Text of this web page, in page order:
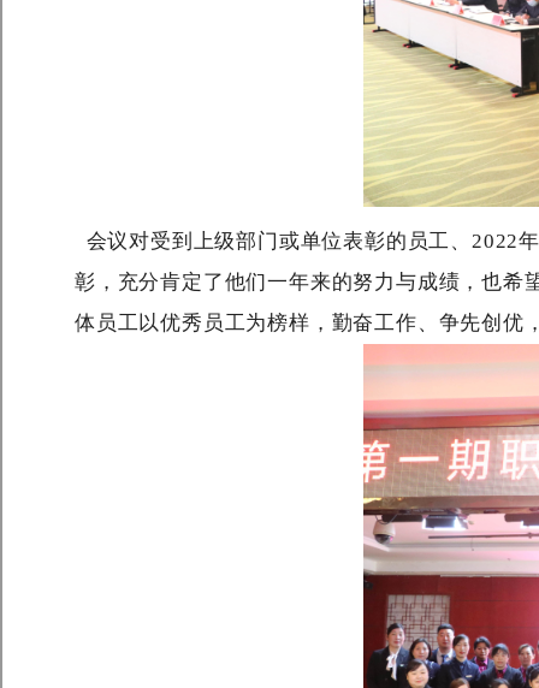
会议对受到上级部门或单位表彰的员工、2022
彰，充分肯定了他们一年来的努力与成绩，也希
体员工以优秀员工为榜样，勤奋工作、争先创优